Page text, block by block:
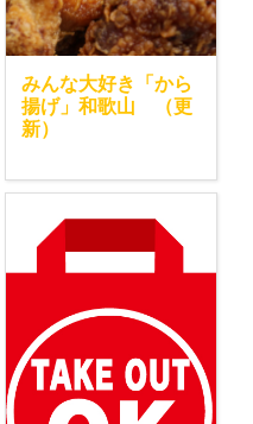
みんな大好き「から
揚げ」和歌山 （更
新）